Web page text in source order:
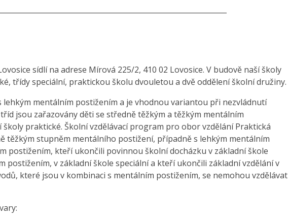
sídlí na adrese Mírová 225/2, 410 02 Lovosice. V budově naší školy
třídy speciální, praktickou školu dvouletou a dvě oddělení školní družiny.
mentálním postižením a je vhodnou variantou při nezvládnutí
jsou zařazovány děti se středně těžkým a těžkým mentálním
praktické. Školní vzdělávací program pro obor vzdělání Praktická
těžkým stupněm mentálního postižení, případně s lehkým mentálním
postižením, kteří ukončili povinnou školní docházku v základní škole
postižením, v základní škole speciální a kteří ukončili základní vzdělání v
které jsou v kombinaci s mentálním postižením, se nemohou vzdělávat